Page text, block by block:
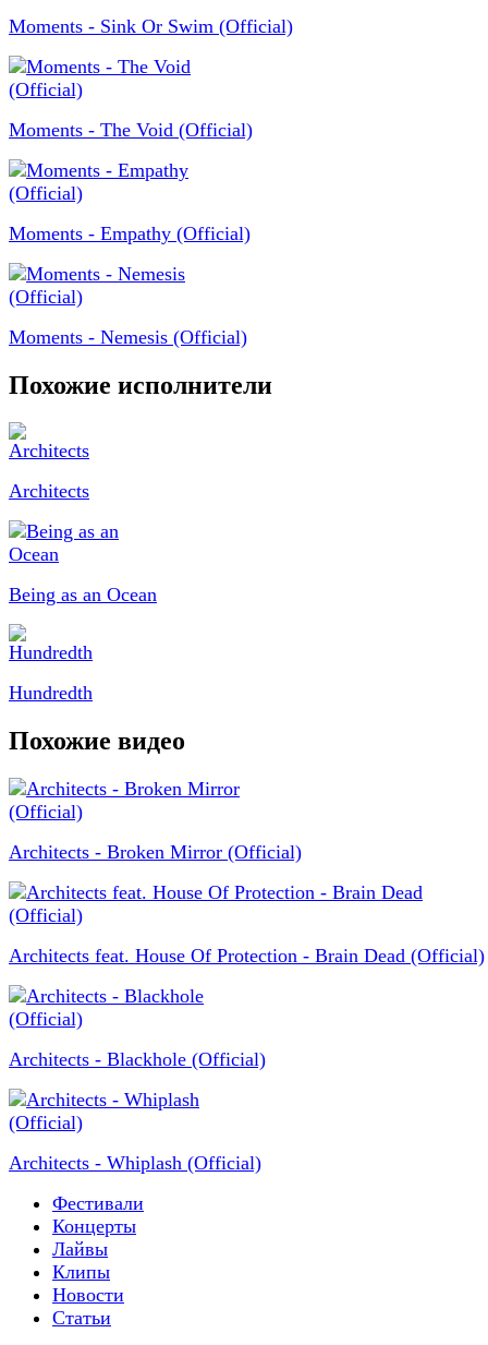
Moments - Sink Or Swim (Official)
Moments - The Void (Official)
Moments - Empathy (Official)
Moments - Nemesis (Official)
Похожие исполнители
Architects
Being as an Ocean
Hundredth
Похожие видео
Architects - Broken Mirror (Official)
Architects feat. House Of Protection - Brain Dead (Official)
Architects - Blackhole (Official)
Architects - Whiplash (Official)
Фестивали
Концерты
Лайвы
Клипы
Новости
Статьи